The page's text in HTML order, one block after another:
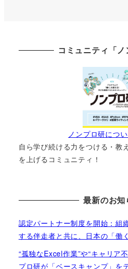
コミュニティ「ノ
ノンプロ研につ
自ら学び続ける力をつける・教
を上げるコミュニティ！
最新のお知
認定パートナー制度を開始：組
する伴走者と共に、日本の「働
“孤独なExcel作業”や“キャリア
プロ研が「ベースキャンプ」を